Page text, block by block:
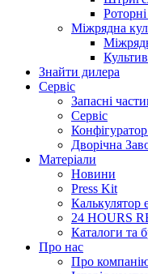
Міжрядна
Знайти дилера
Сервіс
Запасні
Сервіс
Дворічна
Матеріали
Новини
Press Kit
Калькулятор
24 HOURS
Каталоги та
Про нас
Про